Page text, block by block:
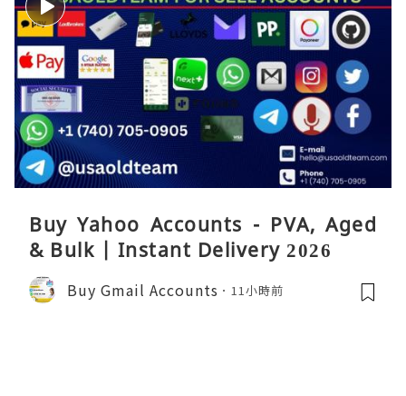
Buy Yahoo Accounts - PVA, Aged
& Bulk | Instant Delivery 2026
Buy Gmail Accounts 11小時前